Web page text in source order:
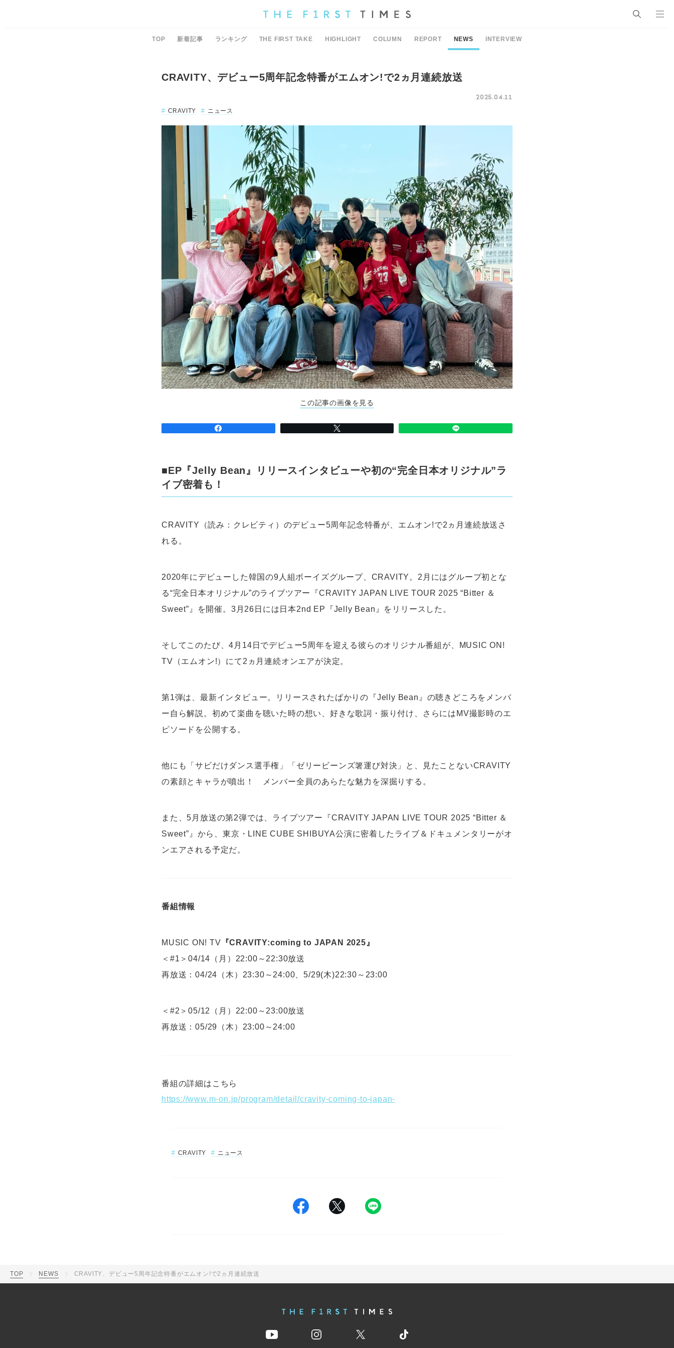
TOP 新着記事 ランキング THE FIRST TAKE HIGHLIGHT COLUMN REPORT NEWS INTERVIEW
CRAVITY、デビュー5周年記念特番がエムオン!で2ヵ月連続放送
2025.04.11
CRAVITY
ニュース
この記事の画像を見る
■EP『Jelly Bean』リリースインタビューや初の“完全日本オリジナル”ラ
イブ密着も！
CRAVITY（読み：クレビティ）のデビュー5周年記念特番が、エムオン!で2ヵ月連続放送さ
れる。
2020年にデビューした韓国の9人組ボーイズグループ、CRAVITY。2月にはグループ初とな
る“完全日本オリジナル”のライブツアー『CRAVITY JAPAN LIVE TOUR 2025 “Bitter ＆
Sweet”』を開催。3月26日には日本2nd EP『Jelly Bean』をリリースした。
そしてこのたび、4月14日でデビュー5周年を迎える彼らのオリジナル番組が、MUSIC ON!
TV（エムオン!）にて2ヵ月連続オンエアが決定。
第1弾は、最新インタビュー。リリースされたばかりの『Jelly Bean』の聴きどころをメンバ
ー自ら解説。初めて楽曲を聴いた時の想い、好きな歌詞・振り付け、さらにはMV撮影時のエ
ピソードを公開する。
他にも「サビだけダンス選手権」「ゼリービーンズ箸運び対決」と、見たことないCRAVITY
の素顔とキャラが噴出！ メンバー全員のあらたな魅力を深掘りする。
また、5月放送の第2弾では、ライブツアー『CRAVITY JAPAN LIVE TOUR 2025 “Bitter ＆
Sweet”』から、東京・LINE CUBE SHIBUYA公演に密着したライブ＆ドキュメンタリーがオ
ンエアされる予定だ。
番組情報
MUSIC ON! TV 『CRAVITY:coming to JAPAN 2025』
＜#1＞04/14（月）22:00～22:30放送
再放送：04/24（木）23:30～24:00、5/29(木)22:30～23:00
＜#2＞05/12（月）22:00～23:00放送
再放送：05/29（木）23:00～24:00
番組の詳細はこちら
https://www.m-on.jp/program/detail/cravity-coming-to-japan-
CRAVITY ニュース
TOP NEWS CRAVITY、デビュー5周年記念特番がエムオン!で2ヵ月連続放送